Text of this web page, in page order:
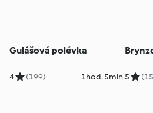
Gulášová polévka
4 (199) 1hod. 5min.5